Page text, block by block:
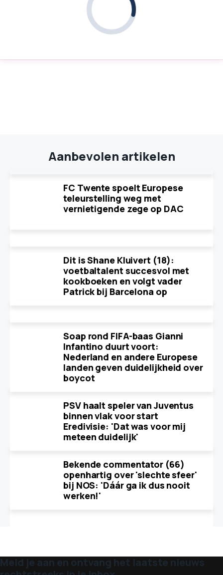
Aanbevolen artikelen
FC Twente spoelt Europese
teleurstelling weg met
vernietigende zege op DAC
Dit is Shane Kluivert (18):
voetbaltalent succesvol met
kookboeken en volgt vader
Patrick bij Barcelona op
Soap rond FIFA-baas Gianni
Infantino duurt voort:
Nederland en andere Europese
landen geven duidelijkheid over
boycot
PSV haalt speler van Juventus
binnen vlak voor start
Eredivisie: 'Dat was voor mij
meteen duidelijk'
Bekende commentator (66)
openhartig over 'slechte sfeer'
bij NOS: 'Dáár ga ik dus nooit
werken!'
Meld je aan en ontvang het laatste nieuws